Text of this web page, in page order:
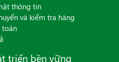
thông tin
và kiểm tra hàng
toán
triển bền vững